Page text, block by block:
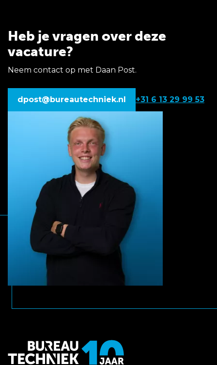
Heb je vragen over deze
vacature?
Neem contact op met Daan Post.
dpost@bureautechniek.nl +31 6 13 29 99 53